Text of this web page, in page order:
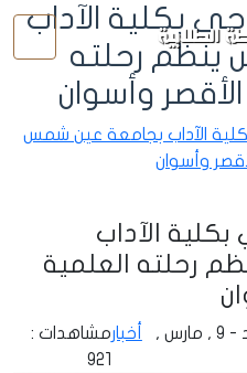
الطلابية
بكلية الآداب
رحلته
وأسوان
الآداب بجامعة عين شمس
وأسوان
الآداب
رحلته العلمية
أضيف في : الأحد - 9 , مارس ,
أخبارمشاهدات :
921